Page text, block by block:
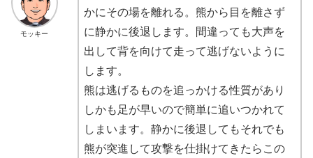
モッキー
かにその場を離れる。熊から目を離さず
に静かに後退します。間違っても大声を
出して背を向けて走って逃げないように
します。
熊は逃げるものを追っかける性質があり
しかも足が早いので簡単に追いつかれて
しまいます。静かに後退してもそれでも
熊が突進して攻撃を仕掛けてきたらこの